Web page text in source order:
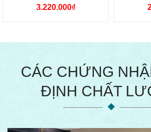
mix charm
3.220.000₫
CÁC CHỨNG
ĐỊNH CHẤT